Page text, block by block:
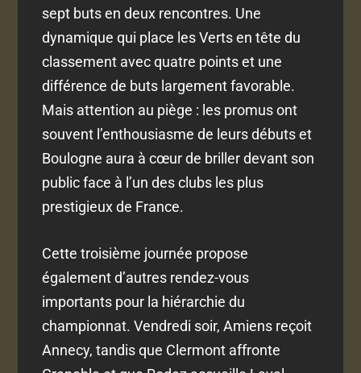
sept buts en deux rencontres. Une
dynamique qui place les Verts en tête du
classement avec quatre points et une
différence de buts largement favorable.
Mais attention au piège : les promus ont
souvent l’enthousiasme de leurs débuts et
Boulogne aura à cœur de briller devant son
public face à l’un des clubs les plus
prestigieux de France.
Cette troisième journée propose
également d’autres rendez-vous
importants pour la hiérarchie du
championnat. Vendredi soir, Amiens reçoit
Annecy, tandis que Clermont affronte